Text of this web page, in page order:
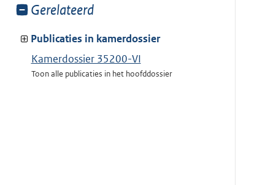
Toon
van:
Gerelateerd
Publicaties in kamerdossier
Kamerdossier 35200-VI
Toon alle publicaties in het hoofddossier